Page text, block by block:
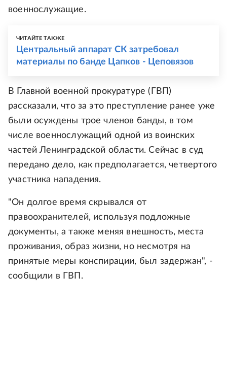
военнослужащие.
ЧИТАЙТЕ ТАКЖЕ
Центральный аппарат СК затребовал
материалы по банде Цапков - Цеповязов
В Главной военной прокуратуре (ГВП)
рассказали, что за это преступление ранее уже
были осуждены трое членов банды, в том
числе военнослужащий одной из воинских
частей Ленинградской области. Сейчас в суд
передано дело, как предполагается, четвертого
участника нападения.
"Он долгое время скрывался от
правоохранителей, используя подложные
документы, а также меняя внешность, места
проживания, образ жизни, но несмотря на
принятые меры конспирации, был задержан", -
сообщили в ГВП.